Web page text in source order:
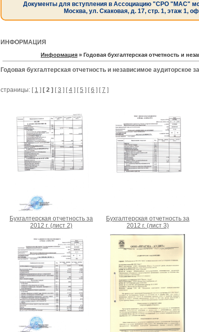
Документы для вступления в Ассоциацию "СРО "МАС"
Москва, ул. Скаковая, д. 17, стр. 1, этаж 1,
ИНФОРМАЦИЯ
Информация » Годовая бухгалтерская отчетность и
Годовая бухгалтерская отчетность и независимое аудиторское
страницы: [ 1 ] [ 2 ] [3 ] [4 ] [5 ] [6 ] [7 ]
Бухгалтерская отчетность за
2012 г. (лист 2)
Бухгалтерская отчетность за
2012 г. (лист 3)